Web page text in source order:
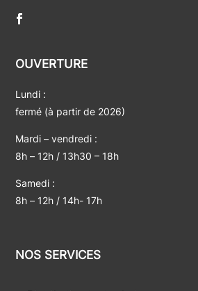
OUVERTURE
Lundi :
fermé (à partir de 2026)
Mardi – vendredi :
8h – 12h / 13h30 – 18h
Samedi :
8h – 12h / 14h- 17h
NOS SERVICES